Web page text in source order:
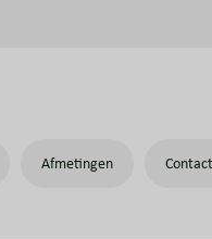
Afmetingen